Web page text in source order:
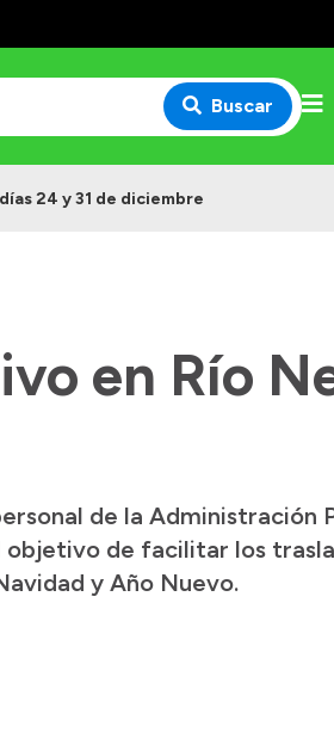
Buscar
24 y 31 de diciembre
en Río
de la Administración
objetivo de facilitar los
y Año Nuevo.